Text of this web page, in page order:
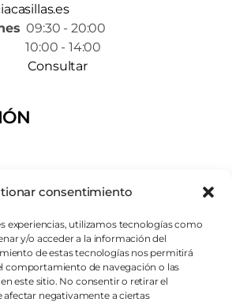
consentimiento
experiencias, utilizamos tecnologías como
y/o acceder a la información del
de estas tecnologías nos permitirá
comportamiento de navegación o las
este sitio. No consentir o retirar el
negativamente a ciertas
09:30 - 20:00
- 14:00
Consultar